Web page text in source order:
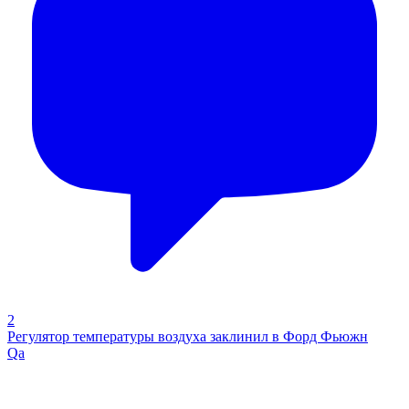
2
Регулятор температуры воздуха заклинил в Форд Фьюжн
Qa